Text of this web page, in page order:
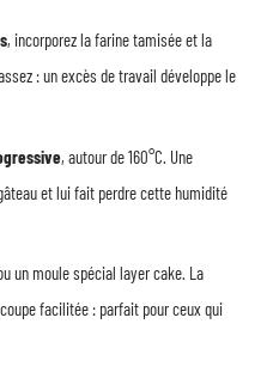
, incorporez la farine tamisée et la
: un excès de travail développe le
, autour de 160°C. Une
et lui fait perdre cette humidité
un moule spécial layer cake. La
facilitée : parfait pour ceux qui